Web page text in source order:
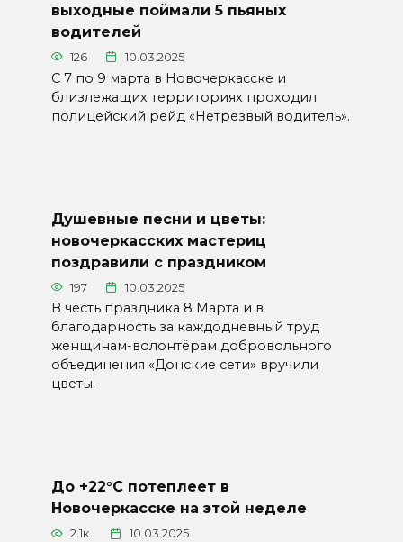
выходные поймали 5 пьяных
водителей
126 10.03.2025
С 7 по 9 марта в Новочеркасске и
близлежащих территориях проходил
полицейский рейд «Нетрезвый водитель».
Душевные песни и цветы:
новочеркасских мастериц
поздравили с праздником
197 10.03.2025
В честь праздника 8 Марта и в
благодарность за каждодневный труд
женщинам-волонтёрам добровольного
объединения «Донские сети» вручили
цветы.
До +22°С потеплеет в
Новочеркасске на этой неделе
2.1к. 10.03.2025